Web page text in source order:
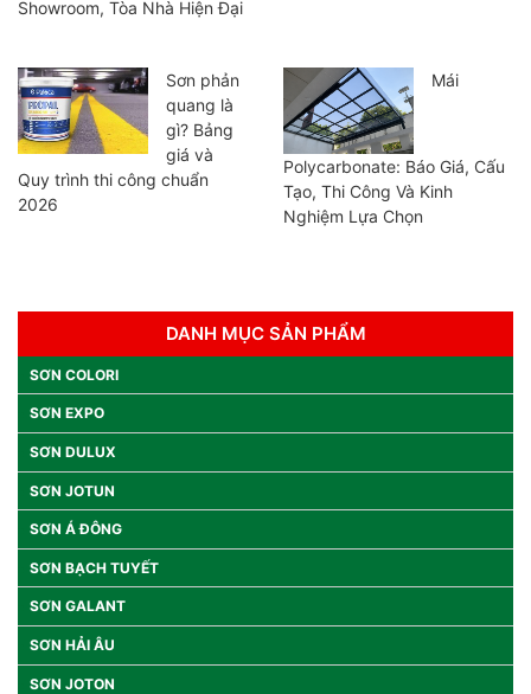
Showroom, Tòa Nhà Hiện Đại
Sơn phản
quang là
gì? Bảng
giá và
Quy trình thi công chuẩn
2026
Mái
Polycarbonate: Báo Giá, Cấu
Tạo, Thi Công Và Kinh
Nghiệm Lựa Chọn
DANH MỤC SẢN PHẨM
SƠN COLORI
SƠN EXPO
SƠN DULUX
SƠN JOTUN
SƠN Á ĐÔNG
SƠN BẠCH TUYẾT
SƠN GALANT
SƠN HẢI ÂU
SƠN JOTON